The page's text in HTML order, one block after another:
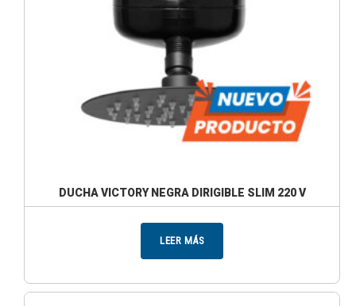
DUCHA VICTORY NEGRA DIRIGIBLE SLIM 220 V
LEER MÁS